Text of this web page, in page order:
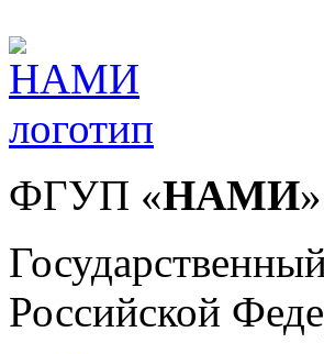
ФГУП «НАМИ»
Российской